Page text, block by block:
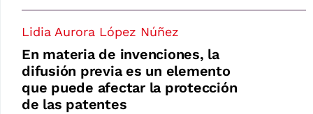
Lidia Aurora López Núñez
En materia de invenciones, la
difusión previa es un elemento
que puede afectar la protección
de las patentes